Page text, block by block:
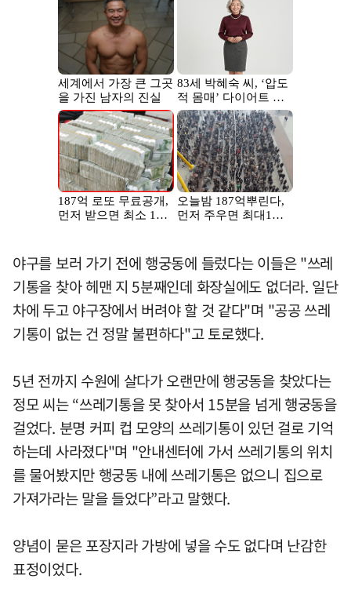
야구를 보러 가기 전에 행궁동에 들렀다는 이들은 "쓰레
기통을 찾아 헤맨 지 5분째인데 화장실에도 없더라. 일단
차에 두고 야구장에서 버려야 할 것 같다"며 "공공 쓰레
기통이 없는 건 정말 불편하다"고 토로했다.
5년 전까지 수원에 살다가 오랜만에 행궁동을 찾았다는
정모 씨는 “쓰레기통을 못 찾아서 15분을 넘게 행궁동을
걸었다. 분명 커피 컵 모양의 쓰레기통이 있던 걸로 기억
하는데 사라졌다"며 "안내센터에 가서 쓰레기통의 위치
를 물어봤지만 행궁동 내에 쓰레기통은 없으니 집으로
가져가라는 말을 들었다”라고 말했다.
양념이 묻은 포장지라 가방에 넣을 수도 없다며 난감한
표정이었다.